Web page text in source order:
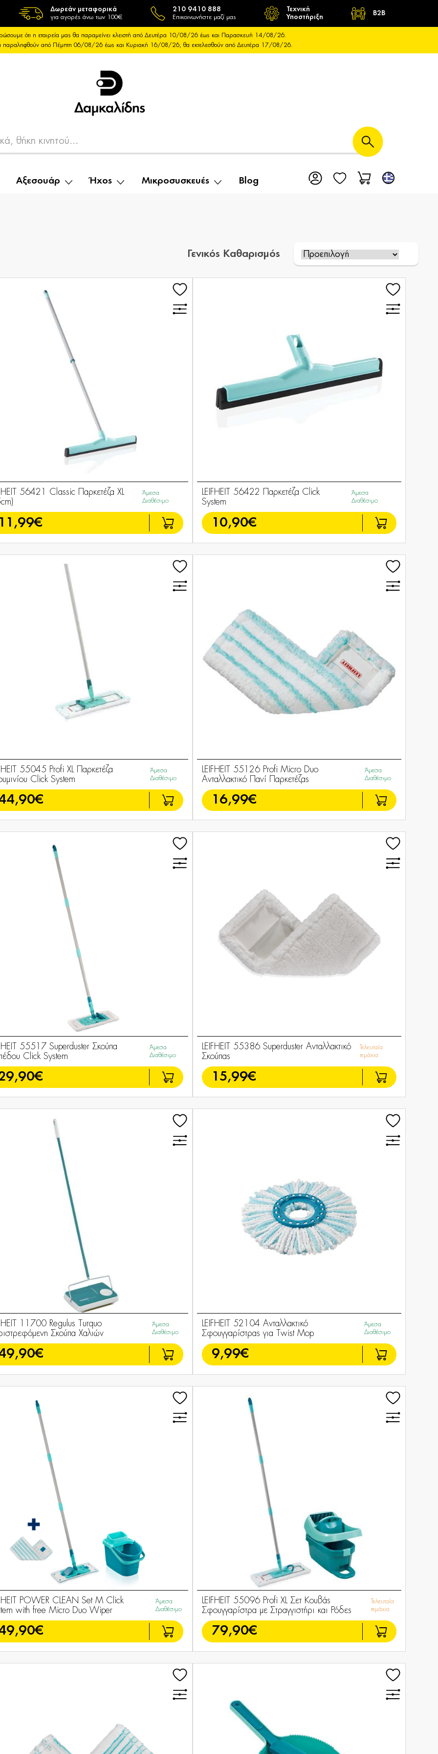
Δωρεάν μεταφορικά
για αγορές άνω των 100€
210 9410 888
Επικοινωνήστε μαζί μας
Τεχνική
Υποστήριξη
B2B
ότι η εταιρεία μας θα παραμείνει κλειστή από Δευτέρα 10/08/26 έως και Παρασκευή 14/08/26.
παραληφθούν από Πέμπτη 06/08/26 έως και Κυριακή 16/08/26, θα εκτελεσθούν από Δευτέρα 17/08/26.
Αξεσουάρ Ήχος Μικροσυσκευές Blog
Γενικός Καθαρισμός
56421 Classic Παρκετέζα XL
Άμεσα
Διαθέσιμο
11,99€
LEIFHEIT 56422 Παρκετέζα Click
System
Άμεσα
Διαθέσιμο
10,90€
55045 Profi XL Παρκετέζα
Click System
Άμεσα
Διαθέσιμο
LEIFHEIT 55126 Profi Micro Duo
Ανταλλακτικό Πανί Παρκετέζας
Άμεσα
Διαθέσιμο
16,99€
55517 Superduster Σκούπα
Click System
Άμεσα
Διαθέσιμο
LEIFHEIT 55386 Superduster Ανταλλακτικό
Σκούπας
Τελευταία
τεμάχια
15,99€
11700 Regulus Turquo
Σκούπα Χαλιών
Άμεσα
Διαθέσιμο
LEIFHEIT 52104 Ανταλλακτικό
Σφουγγαρίστρας για Twist Mop
Άμεσα
Διαθέσιμο
9,99€
POWER CLEAN Set M Click
with free Micro Duo Wiper
Άμεσα
Διαθέσιμο
LEIFHEIT 55096 Profi XL Σετ Κουβάς
Σφουγγαρίστρα με Στραγγιστήρι και Ρόδες
Τελευταία
τεμάχια
79,90€